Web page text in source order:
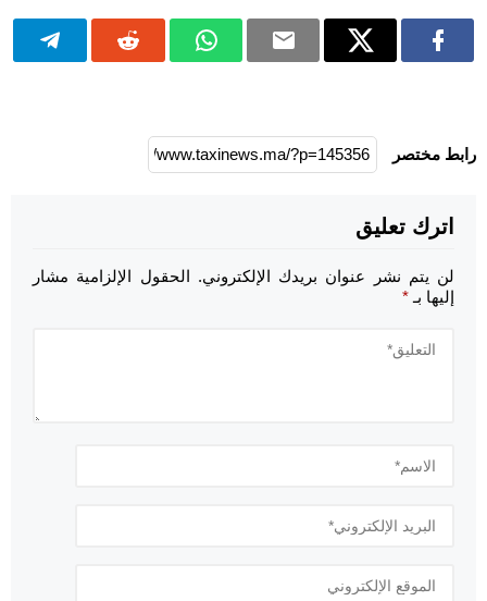
رابط مختصر
اترك تعليق
لن يتم نشر عنوان بريدك الإلكتروني. الحقول الإلزامية مشار
إليها بـ *